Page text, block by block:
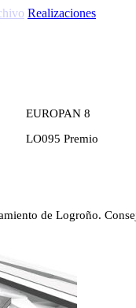
Realizaciones
EUROPAN 8
LO095 Premio
de Logroño.